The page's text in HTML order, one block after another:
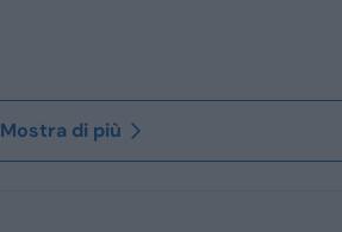
Mostra di più